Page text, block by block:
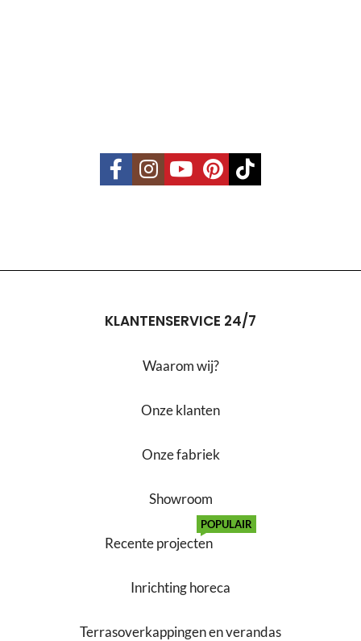
KLANTENSERVICE 24/7
Waarom wij?
Onze klanten
Onze fabriek
Showroom
Recente projecten
POPULAIR
Inrichting horeca
Terrasoverkappingen en verandas